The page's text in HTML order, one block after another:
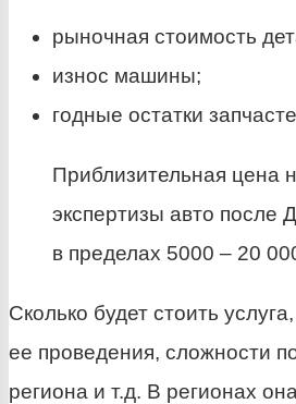
рыночная стоимость
износ машины;
годные остатки
Приблизительная цена
экспертизы авто после
в пределах 5000 – 20
Сколько будет стоить
ее проведения, сложности
региона и т.д. В регионах